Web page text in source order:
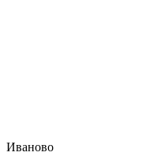
Иваново